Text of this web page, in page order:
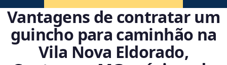
Vantagens de contratar um
guincho para caminhão na
Vila Nova Eldorado,